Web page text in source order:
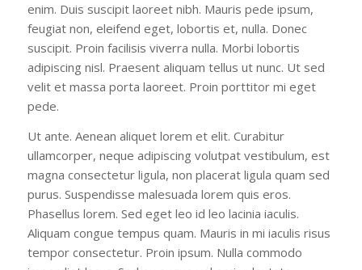
enim. Duis suscipit laoreet nibh. Mauris pede ipsum,
feugiat non, eleifend eget, lobortis et, nulla. Donec
suscipit. Proin facilisis viverra nulla. Morbi lobortis
adipiscing nisl. Praesent aliquam tellus ut nunc. Ut sed
velit et massa porta laoreet. Proin porttitor mi eget
pede.
Ut ante. Aenean aliquet lorem et elit. Curabitur
ullamcorper, neque adipiscing volutpat vestibulum, est
magna consectetur ligula, non placerat ligula quam sed
purus. Suspendisse malesuada lorem quis eros.
Phasellus lorem. Sed eget leo id leo lacinia iaculis.
Aliquam congue tempus quam. Mauris in mi iaculis risus
tempor consectetur. Proin ipsum. Nulla commodo